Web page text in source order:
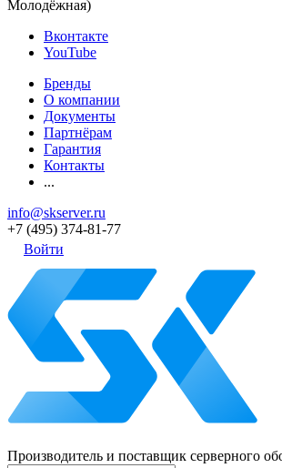
Молодёжная)
Вконтакте
YouTube
Бренды
О компании
Документы
Партнёрам
Гарантия
Контакты
...
info@skserver.ru
+7 (495) 374-81-77
Войти
Производитель и поставщик серверного